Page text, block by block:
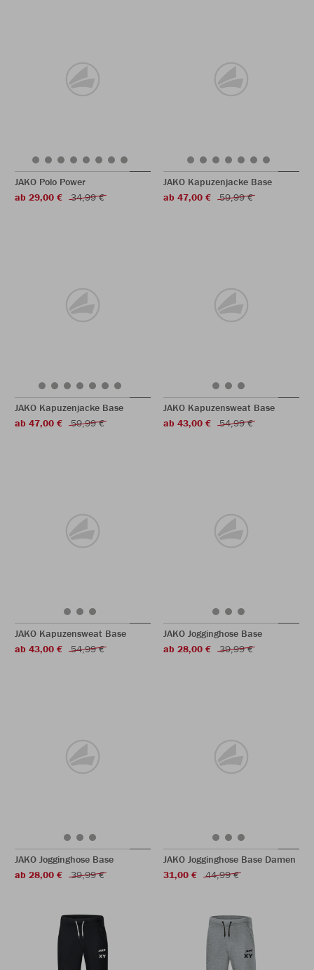
JAKO Polo Power
ab 29,00 €
34,99 €
JAKO Kapuzenjacke Base
ab 47,00 €
59,99 €
JAKO Kapuzenjacke Base
ab 47,00 €
59,99 €
JAKO Kapuzensweat Base
ab 43,00 €
54,99 €
JAKO Kapuzensweat Base
ab 43,00 €
54,99 €
JAKO Jogginghose Base
ab 28,00 €
39,99 €
JAKO Jogginghose Base
ab 28,00 €
39,99 €
JAKO Jogginghose Base Damen
31,00 €
44,99 €